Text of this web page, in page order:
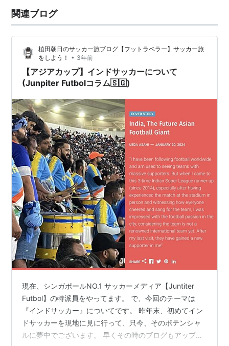
関連ブログ
植田朝日のサッカー旅ブログ【フットラベラー】サッカー旅
をしよう！
• 3年前
【アジアカップ】インドサッカーについて
(Junpiter Futbolコラム🇸🇬)
現在、シンガポールNO.1 サッカーメディア【Juntiter
Futbol】の特派員をやってます。 で、今回のテーマは
『インドサッカー』についてです。 昨年末、初めてイン
ドサッカーを現地に見に行って、只今、そのポテンシャ
ルに夢中でございます。 早くその時のブログもアップし